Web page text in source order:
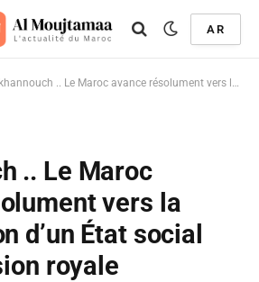
AR
.. Le Maroc avance résolument vers la construction d’un État social selon la vision royale
.. Le Maroc
vers la
d’un État social
royale